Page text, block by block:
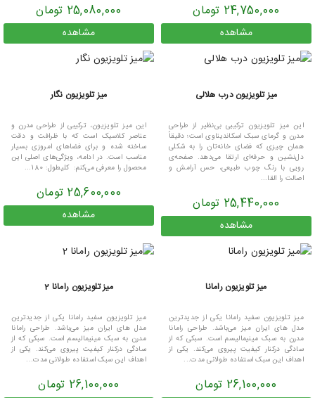
24,750,000 تومان
مشاهده
25,080,000 تومان
مشاهده
میز تلویزیون درب هلالی
این میز تلویزیون ترکیبی بی‌نظیر از طراحی
مدرن و گرمای سبک اسکاندیناوی است؛ دقیقاً
همان چیزی که فضای خانه‌تان را به شکلی
دل‌نشین و حرفه‌ای ارتقا می‌دهد. صفحه‌ی
رویی با رنگ چوب طبیعی، حس آرامش و
اصالت را القا...
25,440,000 تومان
مشاهده
میز تلویزیون نگار
این میز تلویزیون، ترکیبی از طراحی مدرن و
عناصر کلاسیک است که با ظرافت و دقت
ساخته شده و برای فضاهای امروزی بسیار
مناسب است. در ادامه، ویژگی‌های اصلی این
محصول را معرفی می‌کنم: کلیطول: 180...
25,600,000 تومان
مشاهده
میز تلویزیون رامانا
میز تلویزیون سفید رامانا یکی از جدیدترین
مدل های ایران میز می‌باشد. طراحی رامانا
مدرن به سبک مینیمالیسم است. سبکی که از
سادگی درکنار کیفیت پیروی می‌کند. یکی از
اهداف این سبک استفاده طولانی مدت...
26,100,000 تومان
میز تلویزیون رامانا 2
میز تلویزیون سفید رامانا یکی از جدیدترین
مدل های ایران میز می‌باشد. طراحی رامانا
مدرن به سبک مینیمالیسم است. سبکی که از
سادگی درکنار کیفیت پیروی می‌کند. یکی از
اهداف این سبک استفاده طولانی مدت...
26,100,000 تومان